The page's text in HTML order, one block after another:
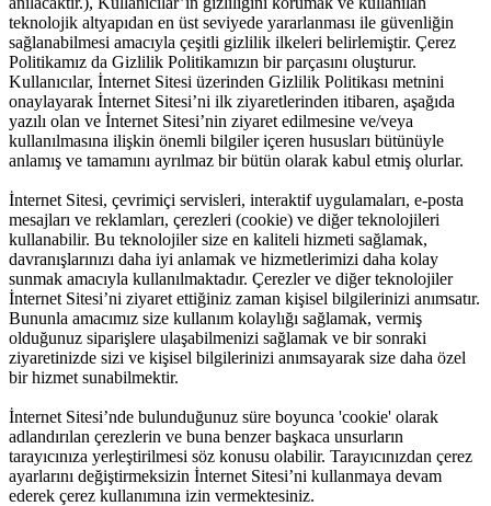
teknolojik altyapıdan en üst seviyede yararlanması ile güvenliğin
sağlanabilmesi amacıyla çeşitli gizlilik ilkeleri belirlemiştir. Çerez
Politikamız da Gizlilik Politikamızın bir parçasını oluşturur.
Kullanıcılar, İnternet Sitesi üzerinden Gizlilik Politikası metnini
onaylayarak İnternet Sitesi’ni ilk ziyaretlerinden itibaren, aşağıda
yazılı olan ve İnternet Sitesi’nin ziyaret edilmesine ve/veya
kullanılmasına ilişkin önemli bilgiler içeren hususları bütünüyle
anlamış ve tamamını ayrılmaz bir bütün olarak kabul etmiş olurlar.
İnternet Sitesi, çevrimiçi servisleri, interaktif uygulamaları, e-posta
mesajları ve reklamları, çerezleri (cookie) ve diğer teknolojileri
kullanabilir. Bu teknolojiler size en kaliteli hizmeti sağlamak,
davranışlarınızı daha iyi anlamak ve hizmetlerimizi daha kolay
sunmak amacıyla kullanılmaktadır. Çerezler ve diğer teknolojiler
İnternet Sitesi’ni ziyaret ettiğiniz zaman kişisel bilgilerinizi anımsatır.
Bununla amacımız size kullanım kolaylığı sağlamak, vermiş
olduğunuz siparişlere ulaşabilmenizi sağlamak ve bir sonraki
ziyaretinizde sizi ve kişisel bilgilerinizi anımsayarak size daha özel
bir hizmet sunabilmektir.
İnternet Sitesi’nde bulunduğunuz süre boyunca 'cookie' olarak
adlandırılan çerezlerin ve buna benzer başkaca unsurların
tarayıcınıza yerleştirilmesi söz konusu olabilir. Tarayıcınızdan çerez
ayarlarını değiştirmeksizin İnternet Sitesi’ni kullanmaya devam
ederek çerez kullanımına izin vermektesiniz.